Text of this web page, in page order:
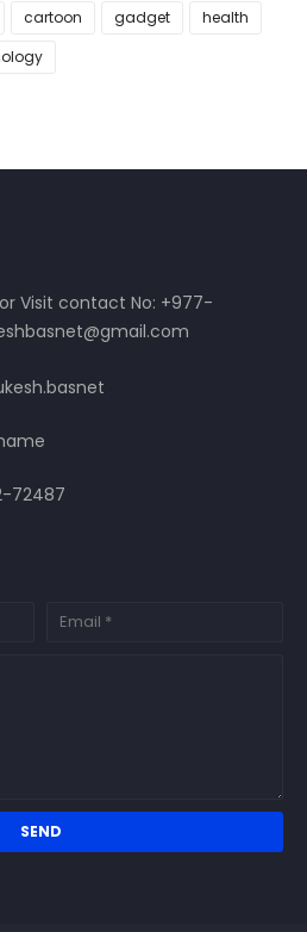
cartoon gadget
health
Visit contact No: +977-
72487